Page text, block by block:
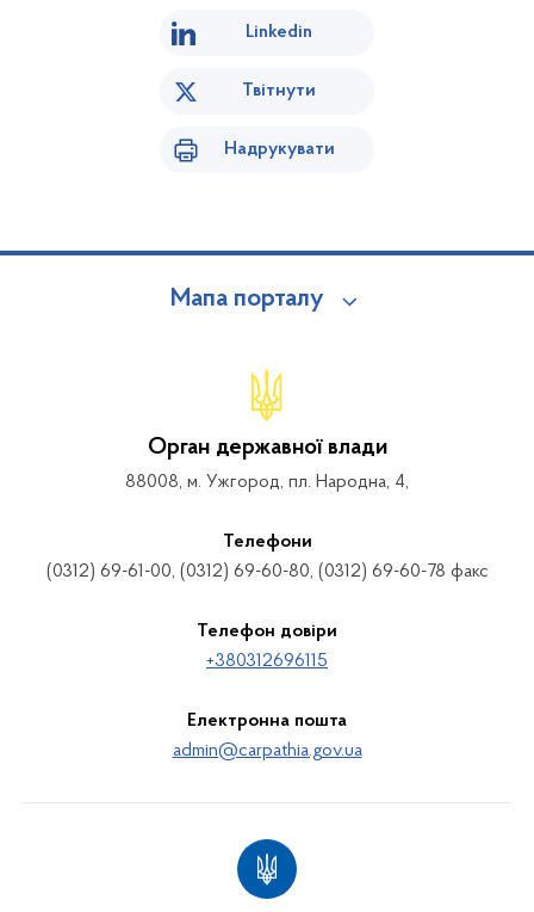
Linkedin
Твітнути
Надрукувати
Мапа порталу
Орган державної влади
88008, м. Ужгород, пл. Народна, 4,
Телефони
(0312) 69-61-00, (0312) 69-60-80, (0312) 69-60-78 факс
Телефон довіри
+380312696115
Електронна пошта
admin@carpathia.gov.ua